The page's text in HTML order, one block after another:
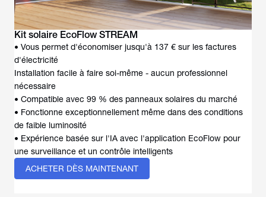
• Vous permet d'économiser jusqu'à 137 € sur les factures
d'électricité
Installation facile à faire soi-même - aucun professionnel
nécessaire
• Compatible avec 99 % des panneaux solaires du marché
• Fonctionne exceptionnellement même dans des conditions
de faible luminosité
• Expérience basée sur l'IA avec l'application EcoFlow pour
une surveillance et un contrôle intelligents
ACHETER DÈS MAINTENANT